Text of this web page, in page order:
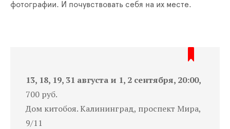
фотографии. И почувствовать себя на их месте.
13, 18, 19, 31 августа и 1, 2 сентября, 20:00,
700 руб.
Дом китобоя. Калининград, проспект Мира,
9/11